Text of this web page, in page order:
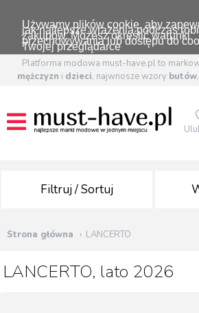
Używamy plików cookie, aby
jak najlepsze wrażenia podczas
zakupów. Możesz określić warunki
przechowywania lub dostępu do
Twojej przeglądarce
Platforma modowa must-have.pl to
mężczyzn i dzieci, najwnosze wzory butów,
Filtruj / Sortuj
Strona główna LANCERTO
LANCERTO, lato 2026